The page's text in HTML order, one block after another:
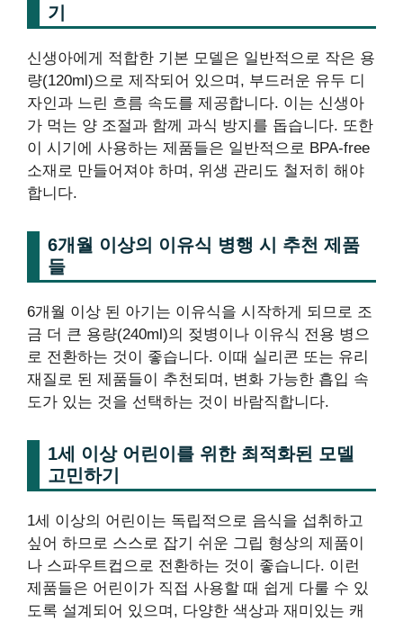
기
신생아에게 적합한 기본 모델은 일반적으로 작은 용
량(120ml)으로 제작되어 있으며, 부드러운 유두 디
자인과 느린 흐름 속도를 제공합니다. 이는 신생아
가 먹는 양 조절과 함께 과식 방지를 돕습니다. 또한
이 시기에 사용하는 제품들은 일반적으로 BPA-free
소재로 만들어져야 하며, 위생 관리도 철저히 해야
합니다.
6개월 이상의 이유식 병행 시 추천 제품
들
6개월 이상 된 아기는 이유식을 시작하게 되므로 조
금 더 큰 용량(240ml)의 젖병이나 이유식 전용 병으
로 전환하는 것이 좋습니다. 이때 실리콘 또는 유리
재질로 된 제품들이 추천되며, 변화 가능한 흡입 속
도가 있는 것을 선택하는 것이 바람직합니다.
1세 이상 어린이를 위한 최적화된 모델
고민하기
1세 이상의 어린이는 독립적으로 음식을 섭취하고
싶어 하므로 스스로 잡기 쉬운 그립 형상의 제품이
나 스파우트컵으로 전환하는 것이 좋습니다. 이런
제품들은 어린이가 직접 사용할 때 쉽게 다룰 수 있
도록 설계되어 있으며, 다양한 색상과 재미있는 캐